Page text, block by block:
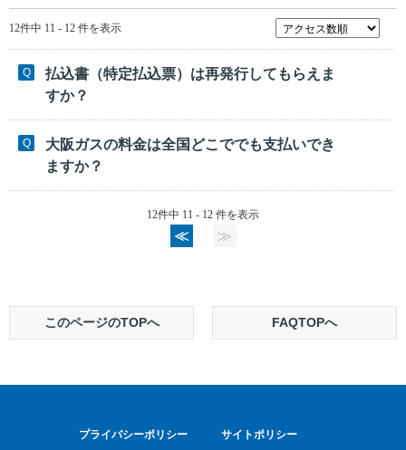
12件中 11 - 12 件を表示
払込書（特定払込票）は再発行してもらえま
すか？
大阪ガスの料金は全国どこででも支払いでき
ますか？
12件中 11 - 12 件を表示
≪ ≫
このページのTOPへ FAQTOPへ
プライバシーポリシー サイトポリシー